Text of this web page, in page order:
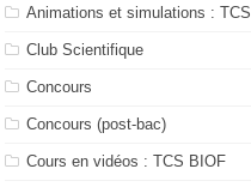
Animations et simulations : TCS
Club Scientifique
Concours
Concours (post-bac)
Cours en vidéos : TCS BIOF